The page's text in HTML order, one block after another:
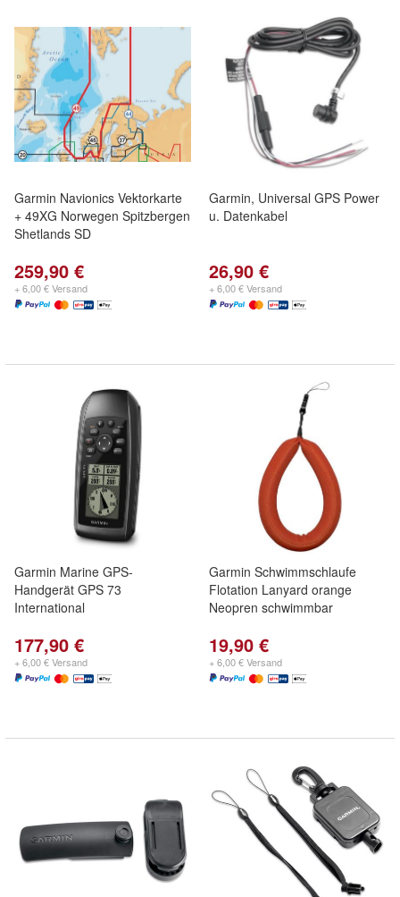
Garmin Navionics Vektorkarte
+ 49XG Norwegen Spitzbergen
Shetlands SD
259,90 €
+ 6,00 € Versand
Garmin, Universal GPS Power
u. Datenkabel
26,90 €
+ 6,00 € Versand
Garmin Marine GPS-
Handgerät GPS 73
International
177,90 €
+ 6,00 € Versand
Garmin Schwimmschlaufe
Flotation Lanyard orange
Neopren schwimmbar
19,90 €
+ 6,00 € Versand